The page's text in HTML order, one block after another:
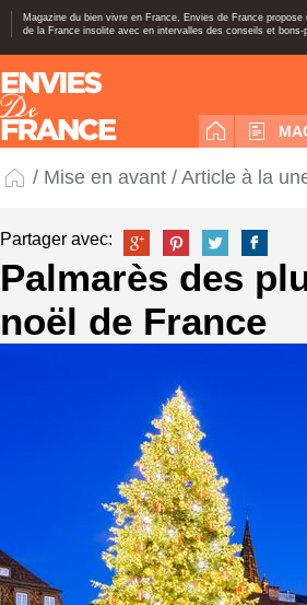
Magazine du bien vivre en France, Envies de France
de la France insolite avec en intervalles des conseils et bons-
/ Mise en avant / Article à la
Partager avec:
Palmarès des
noël de France